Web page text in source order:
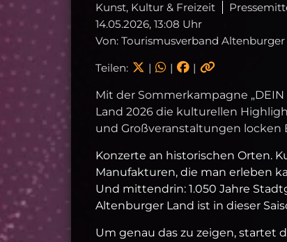
Kunst, Kultur & Freizeit
14.05.2026, 13:08 Uhr
Von: Tourismusverband Altenburger
Teilen: | | |
Mit der Sommerkampagne
Land 2026 die kulturellen
und Großveranstaltungen locken
Konzerte an historischen Orten.
Manufakturen, die man erleben
Und mittendrin: 1.050 Jahre
Altenburger Land ist in dieser
Um genau das zu zeigen, startet